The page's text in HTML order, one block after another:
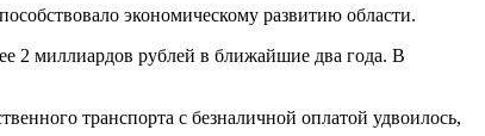
экономическому развитию области.
2 миллиардов рублей в ближайшие два года. В
транспорта с безналичной оплатой удвоилось,